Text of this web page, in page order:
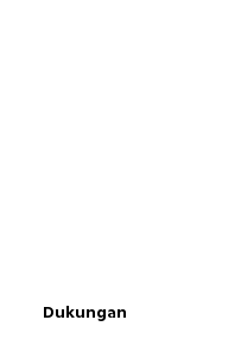
Dukungan